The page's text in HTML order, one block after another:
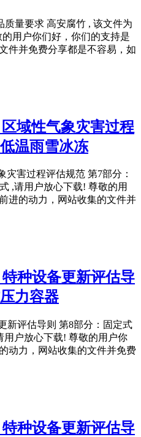
质量要求 高安腐竹 , 该文件为
用户你们好，你们的支持是
件并免费分享都是不容易，如
区域性气象灾害过程
温雨雪冰冻
灾害过程评估规范 第7部分：
,请用户放心下载! 尊敬的用
进的动力，网站收集的文件并
特种设备更新评估导
力容器
新评估导则 第8部分：固定式
用户放心下载! 尊敬的用户你
动力，网站收集的文件并免费
特种设备更新评估导